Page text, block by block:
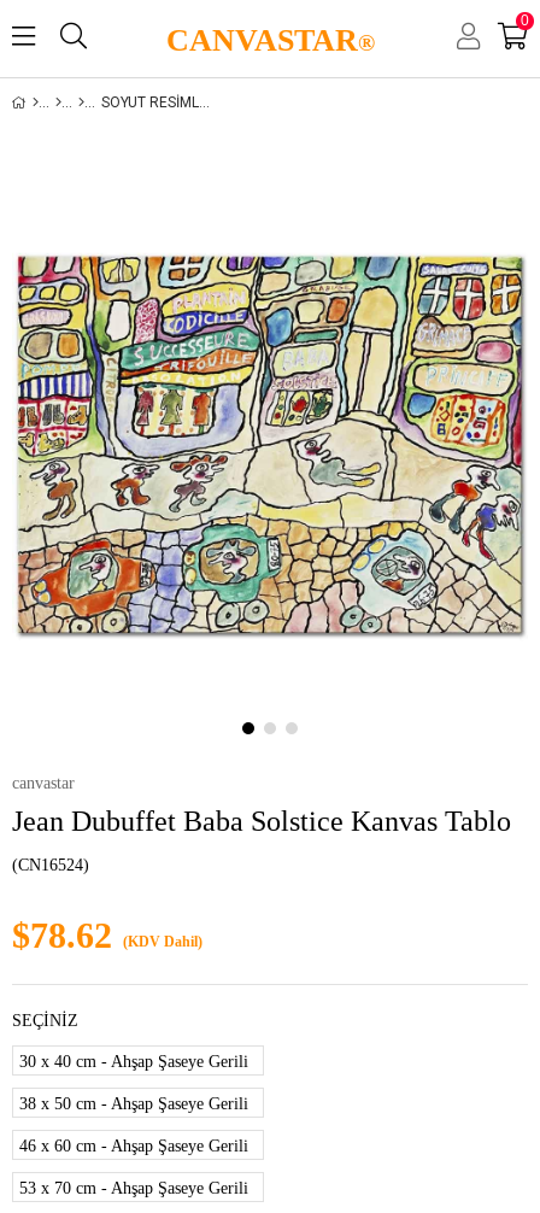
CANVASTAR®
0
SOYUT RESIMLER
canvastar
Jean Dubuffet Baba Solstice Kanvas Tablo
(CN16524)
$78.62 (KDV Dahil)
SEÇİNİZ
30 x 40 cm - Ahşap Şaseye Gerili
38 x 50 cm - Ahşap Şaseye Gerili
46 x 60 cm - Ahşap Şaseye Gerili
53 x 70 cm - Ahşap Şaseye Gerili